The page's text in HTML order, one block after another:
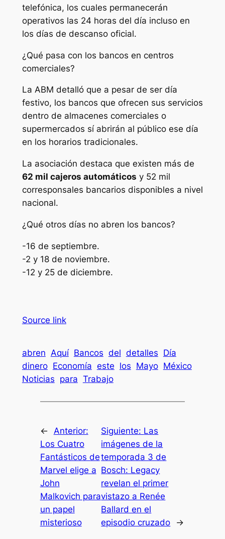
telefónica, los cuales permanecerán
operativos las 24 horas del día incluso en
los días de descanso oficial.
¿Qué pasa con los bancos en centros
comerciales?
La ABM detalló que a pesar de ser día
festivo, los bancos que ofrecen sus servicios
dentro de almacenes comerciales o
supermercados sí abrirán al público ese día
en los horarios tradicionales.
La asociación destaca que existen más de
62 mil cajeros automáticos y 52 mil
corresponsales bancarios disponibles a nivel
nacional.
¿Qué otros días no abren los bancos?
-16 de septiembre.
-2 y 18 de noviembre.
-12 y 25 de diciembre.
Source link
abren Aquí Bancos del detalles Día
dinero Economía este los Mayo México
Noticias para Trabajo
← Anterior:
Los Cuatro
Fantásticos de
Marvel elige a
John
Malkovich para
un papel
misterioso
Siguiente: Las
imágenes de la
temporada 3 de
Bosch: Legacy
revelan el primer
vistazo a Renée
Ballard en el
episodio cruzado
→